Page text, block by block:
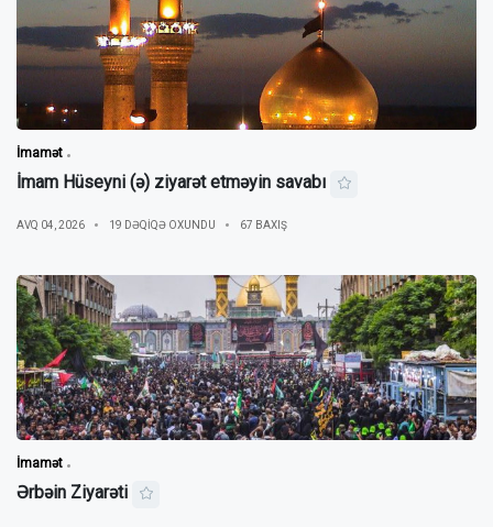
İmamət
İmam Hüseyni (ə) ziyarət etməyin savabı
AVQ 04, 2026 19 DƏQIQƏ OXUNDU 67 BAXIŞ
İmamət
Ərbəin Ziyarəti